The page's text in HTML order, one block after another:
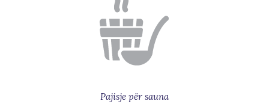
Pajisje për sauna